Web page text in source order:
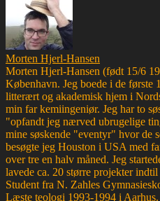
Morten Hjerl-Hansen
Morten Hjerl-Hansen (født 15/6
København. Jeg boede i de første
litterært og akademisk hjem i
min far kemiingeniør. Jeg har to
"opfandt jeg nærved ubrugelige
mine søskende "eventyr" hvor de
besøgte jeg Houston i USA med
over tre en halv måned. Jeg
lavede ca. 20 større projekter
Student fra N. Zahles
Læste teologi 1993-1994 i